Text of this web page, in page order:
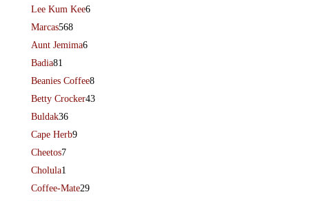
Lee Kum Kee6
Marcas568
Aunt Jemima6
Badia81
Beanies Coffee8
Betty Crocker43
Buldak36
Cape Herb9
Cheetos7
Cholula1
Coffee-Mate29